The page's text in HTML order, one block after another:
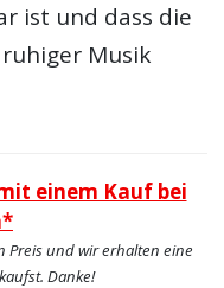
ist und dass die
Musik
einem Kauf bei
Preis und wir erhalten eine
Danke!